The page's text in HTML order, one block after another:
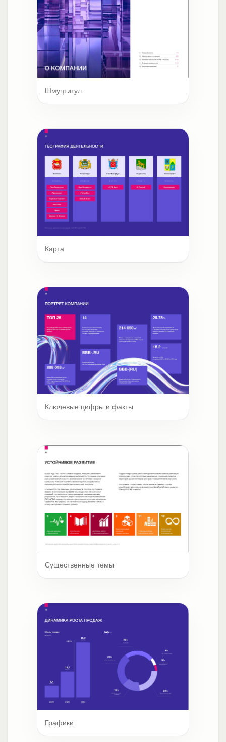
Шмуцтитул
Карта
Ключевые цифры и факты
Существенные темы
Графики